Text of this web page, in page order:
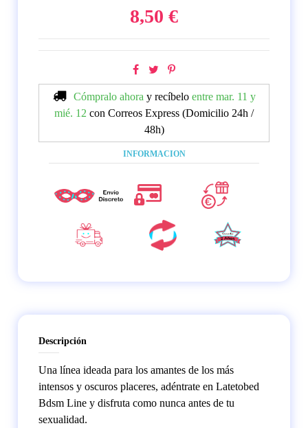
8,50 €
Cómpralo ahora y recíbelo entre mar. 11 y
mié. 12 con Correos Express (Domicilio 24h /
48h)
INFORMACION
Descripción
Una línea ideada para los amantes de los más
intensos y oscuros placeres, adéntrate en Latetobed
Bdsm Line y disfruta como nunca antes de tu
sexualidad.